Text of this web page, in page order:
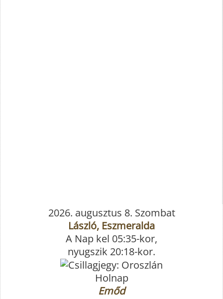
2026. augusztus 8. Szombat
László, Eszmeralda
A Nap kel 05:35-kor,
nyugszik 20:18-kor.
Holnap
Emőd